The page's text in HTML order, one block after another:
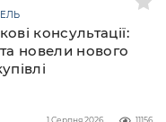
консультації:
новели нового
11156
1 Серпня 2026